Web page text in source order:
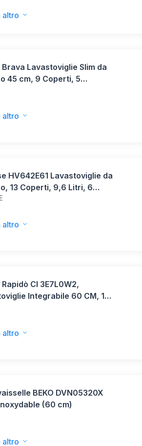
E
altro
Brava Lavastoviglie Slim da
45 cm, 9 Coperti, 5
Ciclo Rapido 30 Min,
Classe F, 44,8 x 55,9 x
altro
HV642E61 Lavastoviglie da
13 Coperti, 9,6 Litri, 6
Cesto Regolabile,
1 Ora, Total AquaStop,
altro
CI 3E7L0W2,
Integrabile 60 CM, 13
Digitale, Wi-Fi, 5
Mancanza di Sale,
altro
BEKO DVN05320X
(60 cm)
altro